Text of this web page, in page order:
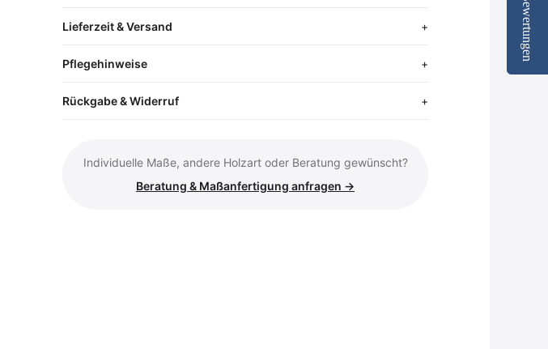
Bewertungen
Lieferzeit & Versand
Pflegehinweise
Rückgabe & Widerruf
Individuelle Maße, andere Holzart oder Beratung gewünscht?
Beratung & Maßanfertigung anfragen →
Bewertungen